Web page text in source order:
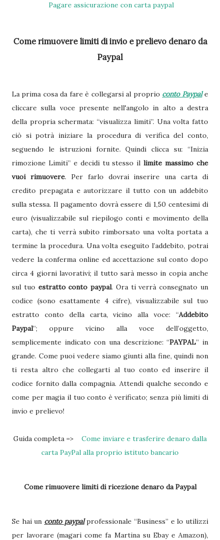
Pagare assicurazione con carta paypal
Come rimuovere limiti di invio e prelievo denaro da
Paypal
La prima cosa da fare è collegarsi al proprio conto Paypale
cliccare sulla voce presente nell'angolo in alto a destra
della propria schermata: “visualizza limiti”. Una volta fatto
ciò si potrà iniziare la procedura di verifica del conto,
seguendo le istruzioni fornite. Quindi clicca su: “Inizia
rimozione Limiti” e decidi tu stesso illimite massimo che
vuoi rimuovere. Per farlo dovrai inserire una carta di
credito prepagata e autorizzare il tutto con un addebito
sulla stessa. Il pagamento dovrà essere di 1,50 centesimi di
euro (visualizzabile sul riepilogo conti e movimento della
carta), che ti verrà subito rimborsato una volta portata a
termine la procedura. Una volta eseguito l’addebito, potrai
vedere la conferma online ed accettazione sul conto dopo
circa 4 giorni lavorativi; il tutto sarà messo in copia anche
sul tuo estratto conto paypal. Ora ti verrà consegnato un
codice (sono esattamente 4 cifre), visualizzabile sul tuo
estratto conto della carta, vicino alla voce: “Addebito
Paypal”; oppure vicino alla voce dell’oggetto,
semplicemente indicato con una descrizione: “PAYPAL” in
grande. Come puoi vedere siamo giunti alla fine, quindi non
ti resta altro che collegarti al tuo conto ed inserire il
codice fornito dalla compagnia. Attendi qualche secondo e
come per magia il tuo conto è verificato; senza più limiti di
invio e prelievo!
Guida completa => Come inviare e trasferire denaro dalla
carta PayPal alla proprio istituto bancario
Come rimuovere limiti di ricezione denaro da Paypal
Se hai un conto paypalprofessionale “Business” e lo utilizzi
per lavorare (magari come fa Martina su Ebay e Amazon),